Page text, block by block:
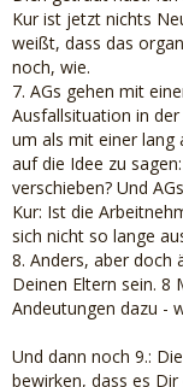
Kur ist jetzt nichts
weißt, dass das
noch, wie.
7. AGs gehen mit
Ausfallsituation in
um als mit einer lang
auf die Idee zu
verschieben? Und
Kur: Ist die
sich nicht so lange
8. Anders, aber doch
Deinen Eltern sein. 8
Andeutungen dazu -
Und dann noch 9.:
bewirken, dass es